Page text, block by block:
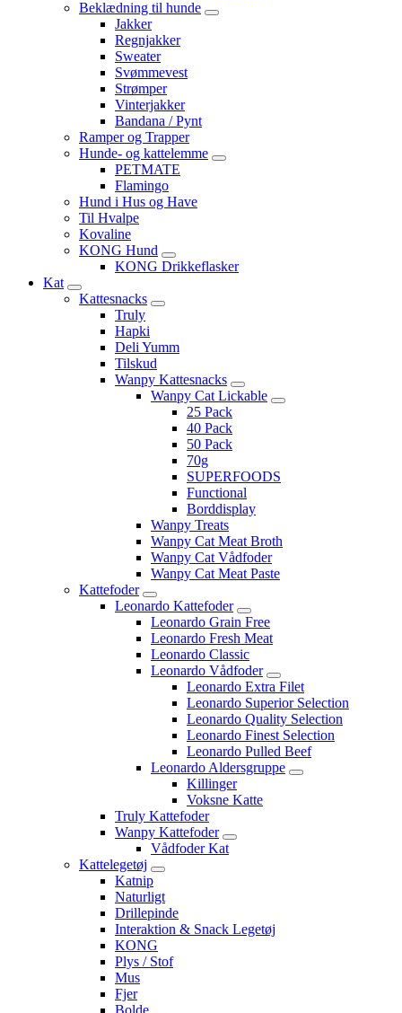
Beklædning til hunde
Jakker
Regnjakker
Sweater
Svømmevest
Strømper
Vinterjakker
Bandana / Pynt
Ramper og Trapper
Hunde- og kattelemme
PETMATE
Flamingo
Hund i Hus og Have
Til Hvalpe
Kovaline
KONG Hund
KONG Drikkeflasker
Kat
Kattesnacks
Truly
Hapki
Deli Yumm
Tilskud
Wanpy Kattesnacks
Wanpy Cat Lickable
25 Pack
40 Pack
50 Pack
70g
SUPERFOODS
Functional
Borddisplay
Wanpy Treats
Wanpy Cat Meat Broth
Wanpy Cat Vådfoder
Wanpy Cat Meat Paste
Kattefoder
Leonardo Kattefoder
Leonardo Grain Free
Leonardo Fresh Meat
Leonardo Classic
Leonardo Vådfoder
Leonardo Extra Filet
Leonardo Superior Selection
Leonardo Quality Selection
Leonardo Finest Selection
Leonardo Pulled Beef
Leonardo Aldersgruppe
Killinger
Voksne Katte
Truly Kattefoder
Wanpy Kattefoder
Vådfoder Kat
Kattelegetøj
Katnip
Naturligt
Drillepinde
Interaktion & Snack Legetøj
KONG
Plys / Stof
Mus
Fjer
Bolde